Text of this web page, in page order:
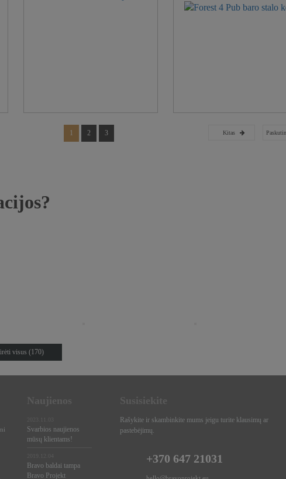
1 2 3 Kitas
visus (170)
Svarbios naujienos
mūsų klientams!
Bravo baldai tampa
Bravo Projekt
Rašykite ir skambinkite mums jeigu turite klausimų ar
pastebėjimų.
+370 647 21031